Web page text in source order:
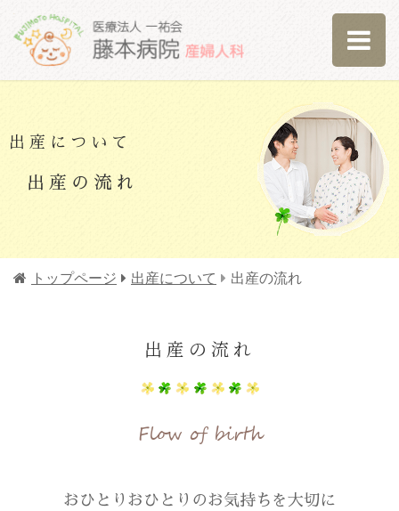
出産について
出産の流れ
トップページ 出産について 出産の流れ
出産の流れ
Flow of birth
おひとりおひとりのお気持ちを大切に